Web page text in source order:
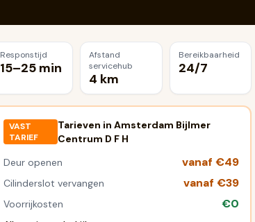
Responstijd
15–25 min
Afstand
servicehub
4 km
Bereikbaarheid
24/7
VAST
TARIEF
Tarieven in Amsterdam Bijlmer
Centrum D F H
Deur openen
vanaf €49
Cilinderslot vervangen vanaf €39
Voorrijkosten €0